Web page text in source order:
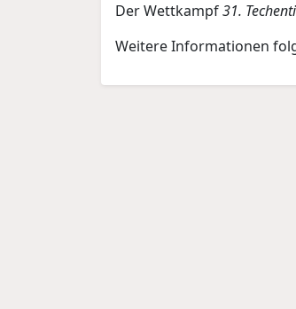
Der Wettkampf31.
Weitere Informationen